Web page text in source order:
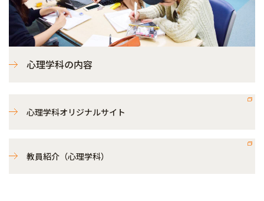
心理学科の内容
心理学科オリジナルサイト
教員紹介（心理学科）